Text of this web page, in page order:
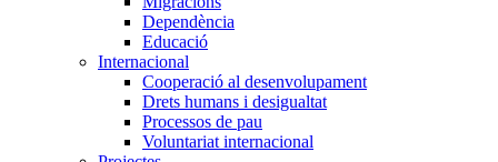
Dependència
Educació
Internacional
Cooperació al desenvolupament
Drets humans i desigualtat
Processos de pau
Voluntariat internacional